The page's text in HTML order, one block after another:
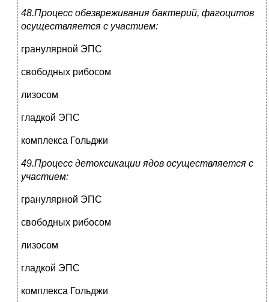
48.Процесс обезвреживания бактерий, фагоцитов
осуществляется с участием:
гранулярной ЭПС
свободных рибосом
лизосом
гладкой ЭПС
комплекса Гольджи
49.Процесс детоксикации ядов осуществляется с
участием:
гранулярной ЭПС
свободных рибосом
лизосом
гладкой ЭПС
комплекса Гольджи